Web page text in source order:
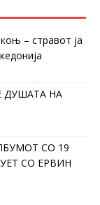
– стравот ја
ДУШАТА НА
СО 19
СО ЕРВИН